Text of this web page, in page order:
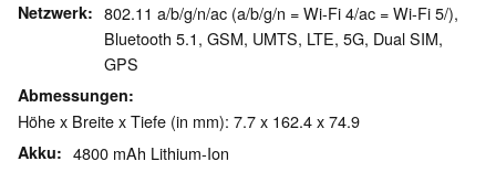
Netzwerk
802.11 a/b/g/n/ac (a/b/g/n = Wi-Fi 4/ac = Wi-Fi 5/),
Bluetooth 5.1, GSM, UMTS, LTE, 5G, Dual SIM,
GPS
Abmessungen
Höhe x Breite x Tiefe (in mm): 7.7 x 162.4 x 74.9
Akku 4800 mAh Lithium-Ion